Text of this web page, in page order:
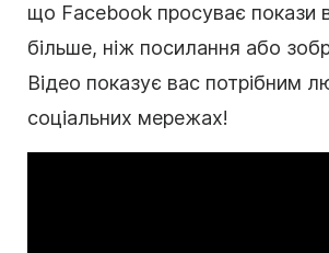
що Facebook просуває покази
більше, ніж посилання або
Відео показує вас потрібним
соціальних мережах!